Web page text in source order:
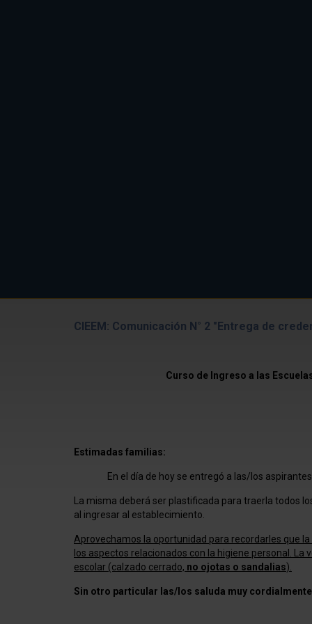
CIEEM: Comunicación N° 2 "Entrega de
Curso de Ingreso a las
Estimadas familias:
En el día de hoy se entregó a las/los
La misma deberá ser plastificada para traerla todos
al ingresar al establecimiento.
Aprovechamos la oportunidad para recordarles que l
los aspectos relacionados con la higiene personal.
escolar (calzado cerrado, no ojotas o sandalias).
Sin otro particular las/los saluda muy